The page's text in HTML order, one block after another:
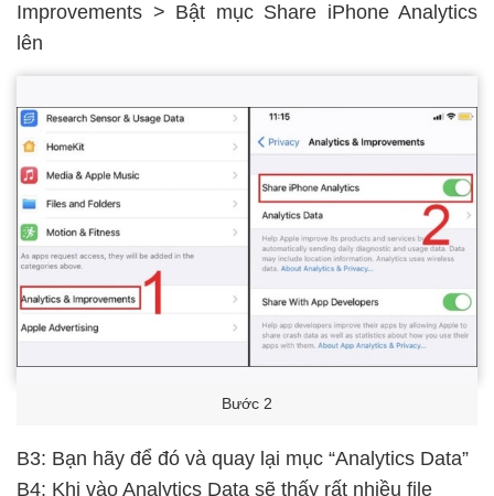
Improvements > Bật mục Share iPhone Analytics
lên
Bước 2
B3: Bạn hãy để đó và quay lại mục “Analytics Data”
B4: Khi vào Analytics Data sẽ thấy rất nhiều file